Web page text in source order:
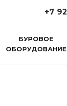
+7
БУРОВОЕ
ОБОРУДОВАНИЕ